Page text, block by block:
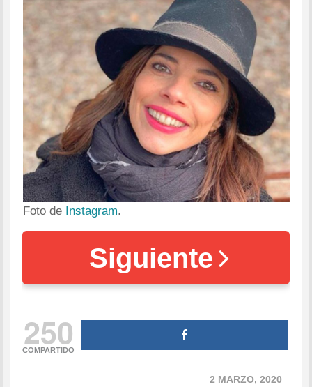
Foto de Instagram.
Siguiente
250
COMPARTIDO
2 MARZO, 2020